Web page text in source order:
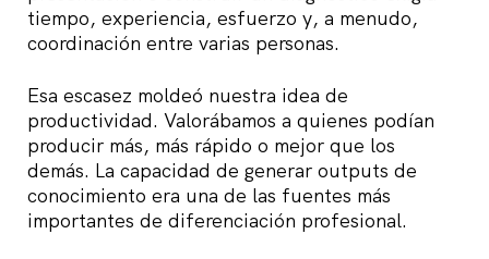
tiempo, experiencia, esfuerzo y, a menudo,
coordinación entre varias personas.
Esa escasez moldeó nuestra idea de
productividad. Valorábamos a quienes podían
producir más, más rápido o mejor que los
demás. La capacidad de generar outputs de
conocimiento era una de las fuentes más
importantes de diferenciación profesional.